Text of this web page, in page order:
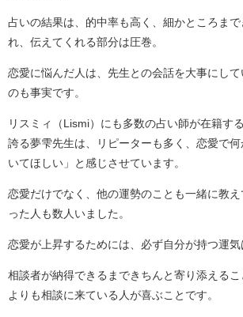
占いの結果は、的中率も高く、細かところまで
れ、伝えてくれる部分は圧巻。
恋愛に悩んだ人は、先生との会話を大事にし
のも事実です。
リスミィ（Lismi）にも多数の占い師が在籍す
誇る夢雫先生は、リピーターも多く、恋愛で
いてほしい」と感じさせています。
恋愛だけでなく、他の運勢のことも一緒に教
った人も数人いました。
恋愛が上昇するためには、必ず自分が持つ運気
相談者が納得できるまできちんと寄り添える
よりも相談に来ている人が喜ぶことです。